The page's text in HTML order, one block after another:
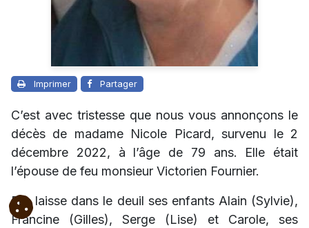
Imprimer Partager
C’est avec tristesse que nous vous annonçons le
décès de madame Nicole Picard, survenu le 2
décembre 2022, à l’âge de 79 ans. Elle était
l’épouse de feu monsieur Victorien Fournier.
Elle laisse dans le deuil ses enfants Alain (Sylvie),
Francine (Gilles), Serge (Lise) et Carole, ses